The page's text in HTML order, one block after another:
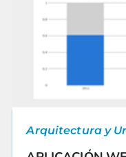
Arquitectura y